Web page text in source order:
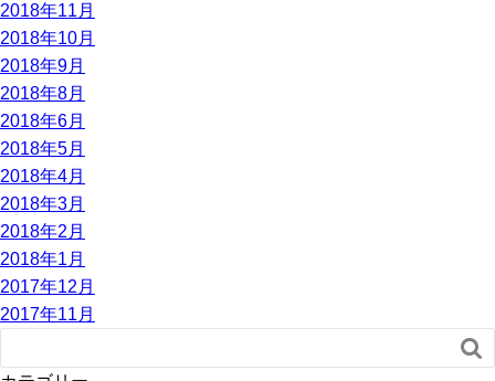
2018年11月
2018年10月
2018年9月
2018年8月
2018年6月
2018年5月
2018年4月
2018年3月
2018年2月
2018年1月
2017年12月
2017年11月
